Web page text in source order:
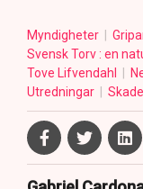
Myndigheter
Svensk Torv : en
Tove Lifvendahl
Utredningar